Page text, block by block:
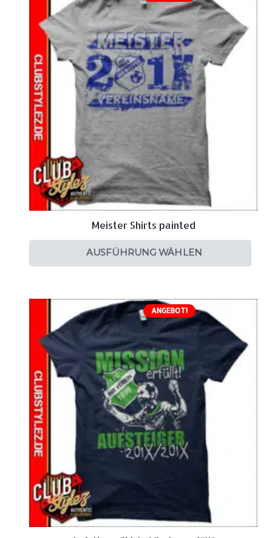
Meister Shirts painted
AUSFÜHRUNG WÄHLEN
ANGEBOT!